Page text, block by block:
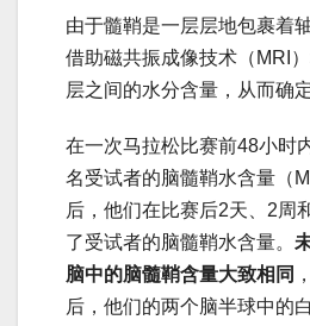
由于髓鞘是一层层地包裹着
借助磁共振成像技术（MRI
层之间的水分含量，从而确
在一次马拉松比赛前48小时
名受试者的脑髓鞘水含量（
后，他们在比赛后2天、2周
了受试者的脑髓鞘水含量。
脑中的脑髓鞘含量大致相同
后，他们的两个脑半球中的